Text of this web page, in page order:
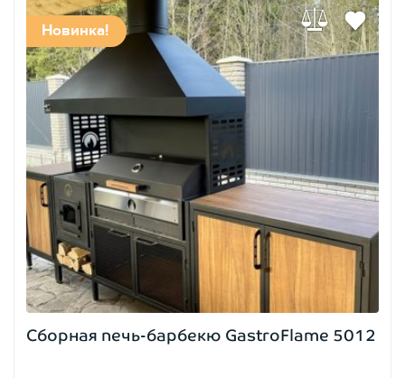
Новинка!
Сборная печь-барбекю GastroFlame 5012